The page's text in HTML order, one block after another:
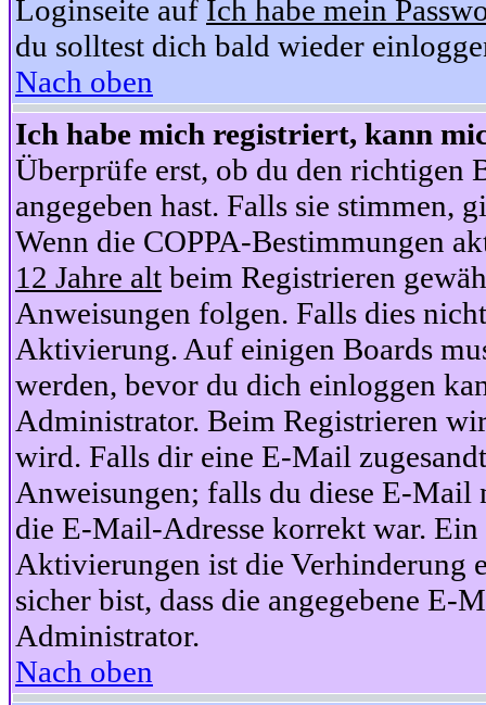
Loginseite auf Ich habe mein
du solltest dich bald wieder
Nach oben
Ich habe mich registriert, kann
Überprüfe erst, ob du den richtigen
angegeben hast. Falls sie stimmen,
Wenn die COPPA-Bestimmungen
12 Jahre alt beim Registrieren
Anweisungen folgen. Falls dies
Aktivierung. Auf einigen Boards
werden, bevor du dich einloggen
Administrator. Beim Registrieren
wird. Falls dir eine E-Mail
Anweisungen; falls du diese E-Mail
die E-Mail-Adresse korrekt war.
Aktivierungen ist die Verhinderung
sicher bist, dass die angegebene
Administrator.
Nach oben